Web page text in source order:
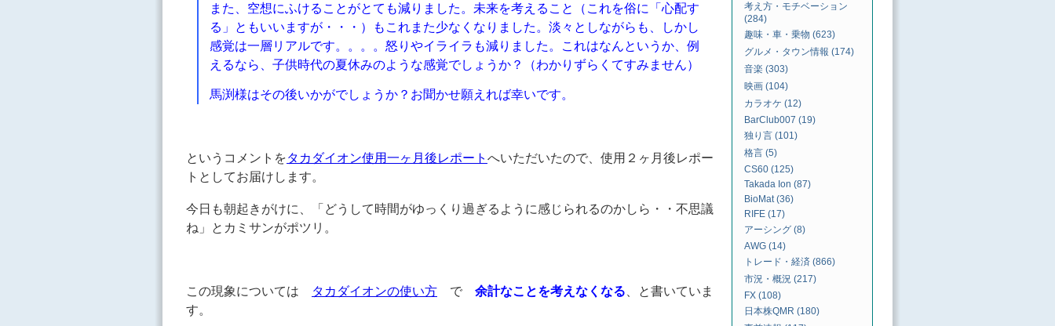
また、空想にふけることがとても減りました。未来を考えること（これを俗に「心配す
る」ともいいますが・・・）もこれまた少なくなりました。淡々としながらも、しかし
感覚は一層リアルです。。。。怒りやイライラも減りました。これはなんというか、例
えるなら、子供時代の夏休みのような感覚でしょうか？（わかりずらくてすみません）
馬渕様はその後いかがでしょうか？お聞かせ願えれば幸いです。
というコメントをタカダイオン使用一ヶ月後レポート へいただいたので、使用２ヶ月後レポー
トとしてお届けします。
今日も朝起きがけに、「どうして時間がゆっくり過ぎるように感じられるのかしら・・不思議
ね」とカミサンがポツリ。
この現象については タカダイオンの使い方 で 余計なことを考えなくなる 、と書いていま
す。
考え方・モチベーション
(284)
趣味・車・乗物 (623)
グルメ・タウン情報 (174)
音楽 (303)
映画 (104)
カラオケ (12)
BarClub007 (19)
独り言 (101)
格言 (5)
CS60 (125)
Takada Ion (87)
BioMat (36)
RIFE (17)
アーシング (8)
AWG (14)
トレード・経済 (866)
市況・概況 (217)
FX (108)
日本株QMR (180)